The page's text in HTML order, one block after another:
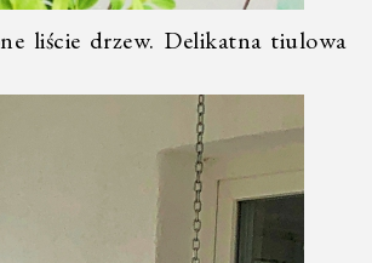
liście drzew. Delikatna tiulowa